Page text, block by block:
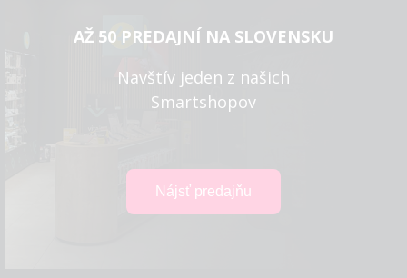
AŽ 50 PREDAJNÍ NA SLOVENSKU
Navštív jeden z našich
Smartshopov